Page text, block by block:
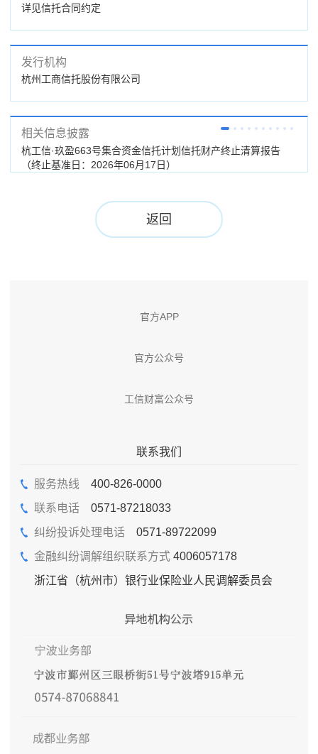
详见信托合同约定
发行机构
杭州工商信托股份有限公司
相关信息披露
杭工信·玖盈663号集合资金信托计划信托财产终止清算报告
（终止基准日：2026年06月17日）
返回
官方APP
官方公众号
工信财富公众号
联系我们
服务热线 400-826-0000
联系电话0571-87218033
纠纷投诉处理电话0571-89722099
金融纠纷调解组织联系方式4006057178
浙江省（杭州市）银行业保险业人民调解委员会